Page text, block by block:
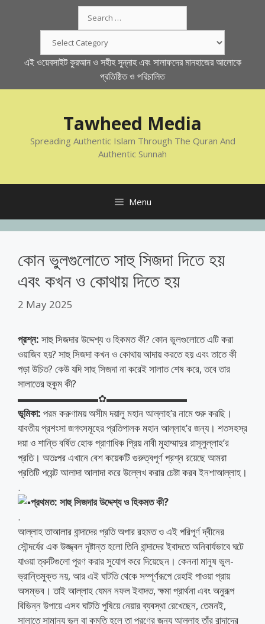
for:
এই ওয়েবসাইট কুরআন ও সহীহ সুন্নাহ এবং সালাফদের মানহাজের আলোকে
প্রতিষ্ঠিত ও পরিচালিত
Tawheed Media
Spreading Authentic Islam Through The Quran And
Authentic Sunnah
Menu
কোন ভুলগুলোতে সাহু সিজদা দিতে হয়
এবং কখন ও কোথায় দিতে হয়
2 May 2025
প্রশ্ন: সাহু সিজদার উদ্দেশ্য ও হিকমত কী? কোন ভুলগুলোতে এটি করা
ওয়াজিব হয়? সাহু সিজদা কখন ও কোথায় আদায় করতে হয় এবং তাতে কী
পড়া উচিত? কেউ যদি সাহু সিজদা না করেই সালাত শেষ করে, তবে তার
সালাতের হুকুম কী?
▬▬▬▬▬▬▬▬✿▬▬▬▬▬▬▬▬
ভূমিকা: পরম করুণাময় অসীম দয়ালু মহান আল্লাহ’র নামে শুরু করছি।
যাবতীয় প্রশংসা জগৎসমূহের প্রতিপালক মহান আল্লাহ’র জন্য। শতসহস্র
দয়া ও শান্তি বর্ষিত হোক প্রাণাধিক প্রিয় নাবী মুহাম্মাদুর রাসূলুল্লাহ’র
প্রতি। অতঃপর এখানে বেশ কয়েকটি গুরুত্বপূর্ণ প্রশ্ন রয়েছে আমরা
প্রতিটি পয়েন্ট আলাদা আলাদা করে উল্লেখ করার চেষ্টা করব ইনশাআল্লাহ।
.
প্রথমত: সাহু সিজদার উদ্দেশ্য ও হিকমত কী?
.
আল্লাহ তাআলার বান্দাদের প্রতি অপার রহমত ও এই পরিপূর্ণ দ্বীনের
সৌন্দর্যের এক উজ্জ্বল দৃষ্টান্ত হলো তিনি বান্দাদের ইবাদতে অনিবার্যভাবে ঘটে
যাওয়া ত্রুটিগুলো পূরণ করার সুযোগ করে দিয়েছেন। কেননা মানুষ ভুল-
ভ্রান্তিমুক্ত নয়, আর এই ঘাটতি থেকে সম্পূর্ণরূপে রেহাই পাওয়া প্রায়
অসম্ভব। তাই আল্লাহ যেমন নফল ইবাদত, ক্ষমা প্রার্থনা এবং অনুরূপ
বিভিন্ন উপায়ে এসব ঘাটতি পুষিয়ে নেয়ার ব্যবস্থা রেখেছেন, তেমনই,
সালাতে সামান্য ভুল বা কমতি হলে তা পূরণের জন্য আল্লাহ তাঁর বান্দাদের